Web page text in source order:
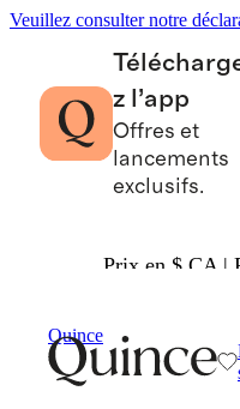
Veuillez consulter notre
z l’app
Offres et
lancements
exclusifs.
Prix en $ CA |
Quince